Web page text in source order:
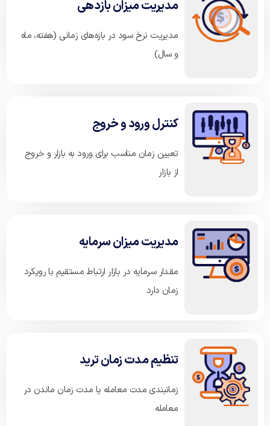
مدیریت میزان بازدهی
مدیریت نرخ سود در بازه‌های زمانی (هفته، ماه
و سال)
کنترل ورود و خروج
تعیین زمان مناسب برای ورود به بازار و خروج
از بازار
مدیریت میزان سرمایه
مقدار سرمایه در بازار ارتباط مستقیم با رویکرد
زمان دارد
تنظیم مدت زمان ترید
زمانبندی مدت معامله یا مدت زمان ماندن در
معامله